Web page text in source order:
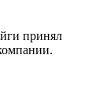
принял